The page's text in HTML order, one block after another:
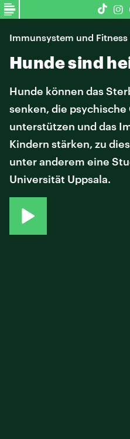
Immunsystem und
Hunde sind
Hunde können das
senken, die psychische
unterstützen und das
Kindern stärken, zu
unter anderem eine
Universität Uppsala.